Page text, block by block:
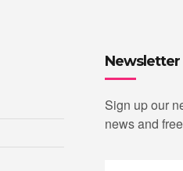
Newsletter
Sign up our
news and